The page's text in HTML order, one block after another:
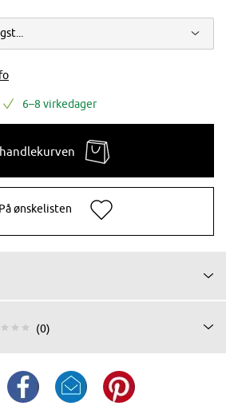
6–8 virkedager
På ønskelisten
(0)